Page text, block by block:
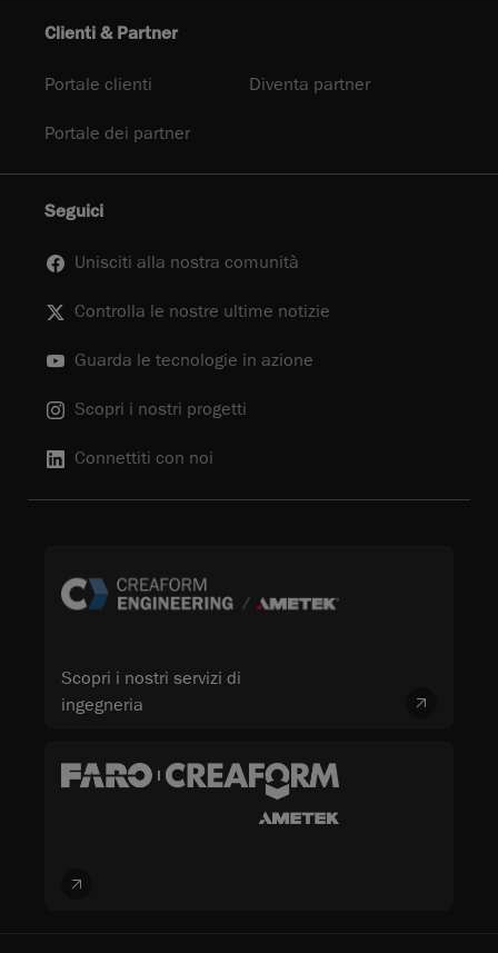
Clienti & Partner
Portale clienti Diventa partner
Portale dei partner
Seguici
Unisciti alla nostra comunità
Controlla le nostre ultime notizie
Guarda le tecnologie in azione
Scopri i nostri progetti
Connettiti con noi
Scopri i nostri servizi di
ingegneria